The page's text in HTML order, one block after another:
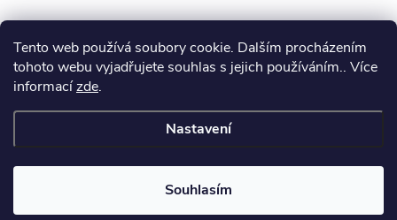
Tento web používá soubory cookie. Dalším procházením
tohoto webu vyjadřujete souhlas s jejich používáním.. Více
informacízde.
Nastavení
Souhlasím